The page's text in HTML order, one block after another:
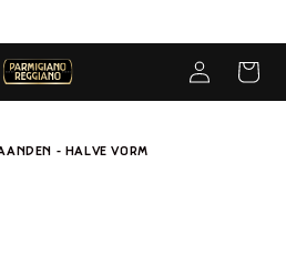
Inloggen
- HALVE VORM